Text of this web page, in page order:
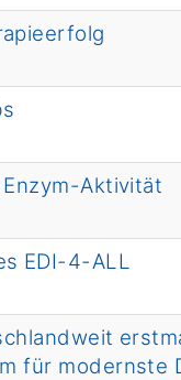
Aktivität
EDI-4-ALL
für modernste